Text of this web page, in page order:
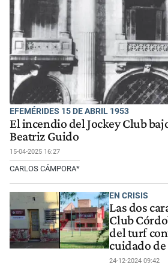
EFEMÉRIDES 15 DE ABRIL 1953
El incendio del Jockey Club
Beatriz Guido
15-04-2025 16:27
CARLOS CÁMPORA*
EN CRISIS
Las dos
Club
del turf
cuidado
24-12-2024 09:42